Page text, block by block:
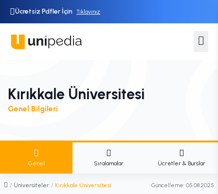
Ücretsiz Pdfler İçin Tıklayınız
Kırıkkale Üniversitesi
Genel Bilgileri
Genel Sıralamalar Ücretler & Burslar
/ Üniversiteler / Kırıkkale Üniversitesi Güncelleme: 05.08.2025